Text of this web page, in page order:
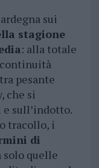
sui
stagione
: alla totale
pesante
che si
sull’indotto.
tracollo, i
di
solo quelle